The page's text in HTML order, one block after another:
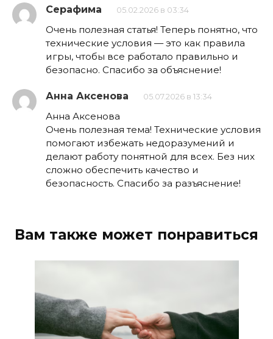
Серафима 05.02.2026 в 03:34
Очень полезная статья! Теперь понятно, что
технические условия — это как правила
игры, чтобы все работало правильно и
безопасно. Спасибо за объяснение!
Анна Аксенова 05.07.2026 в 13:34
Анна Аксенова
Очень полезная тема! Технические условия
помогают избежать недоразумений и
делают работу понятной для всех. Без них
сложно обеспечить качество и
безопасность. Спасибо за разъяснение!
Вам также может понравиться